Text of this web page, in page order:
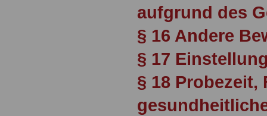
aufgrund des
§ 16 Andere
§ 17
§ 18